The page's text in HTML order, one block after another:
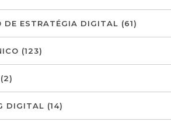
DE ESTRATÉGIA DIGITAL (61)
(123)
(2)
DIGITAL (14)